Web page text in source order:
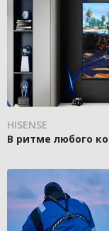
HISENSE
В ритме любого